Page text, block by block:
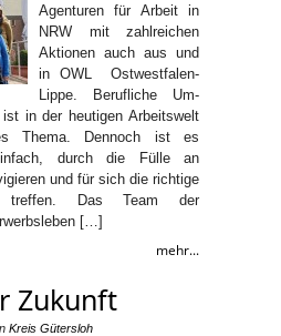
Agenturen für Arbeit in
NRW mit zahlreichen
Aktionen auch aus und
in OWL Ostwestfalen-
Lippe. Berufliche Um-
in der heutigen Arbeitswelt
Thema. Dennoch ist es
durch die Fülle an
und für sich die richtige
treffen. Das Team der
[…]
mehr...
Zukunft
Kreis Gütersloh